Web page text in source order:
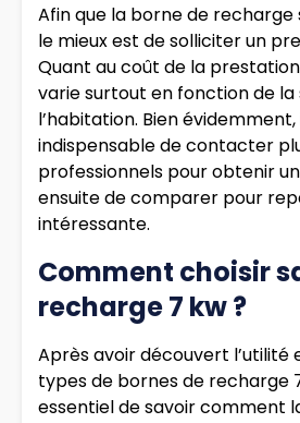
Afin que la borne de recharge
le mieux est de solliciter un
Quant au coût de la
varie surtout en fonction de
l’habitation. Bien
indispensable de contacter
professionnels pour obtenir
ensuite de comparer pour
intéressante.
Comment choisir
recharge 7 kw ?
Après avoir découvert l’utilité
types de bornes de recharge
essentiel de savoir comment